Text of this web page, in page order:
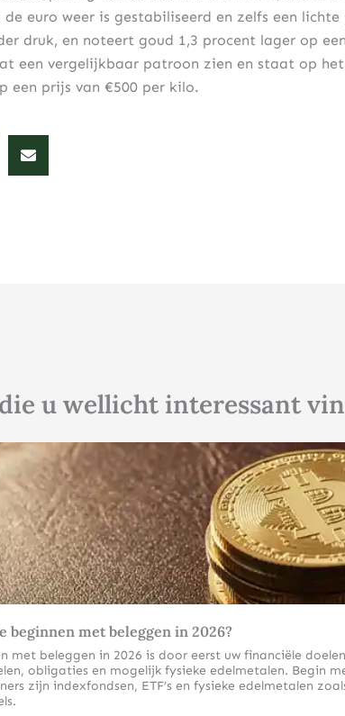
euro weer is gestabiliseerd en zelfs een
druk, en noteert goud 1,3 procent lager op
een vergelijkbaar patroon zien en staat op
een prijs van €500 per kilo.
u wellicht interessant
beginnen met beleggen in 2026?
met beleggen in 2026 is door eerst uw financiële
obligaties en mogelijk fysieke edelmetalen. Begin
zijn indexfondsen, ETF’s en fysieke edelmetalen
Klik